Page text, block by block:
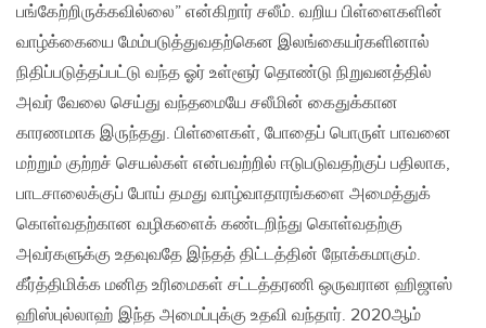
பங்கேற்றிருக்கவில்லை” என்கிறார் சலீம். வறிய பிள்ளைகளின்
வாழ்க்கையை மேம்படுத்துவதற்கென இலங்கையர்களினால்
நிதிப்படுத்தப்பட்டு வந்த ஓர் உள்ளூர் தொண்டு நிறுவனத்தில்
அவர் வேலை செய்து வந்தமையே சலீமின் கைதுக்கான
காரணமாக இருந்தது. பிள்ளைகள், போதைப் பொருள் பாவனை
மற்றும் குற்றச் செயல்கள் என்பவற்றில் ஈடுபடுவதற்குப் பதிலாக,
பாடசாலைக்குப் போய் தமது வாழ்வாதாரங்களை அமைத்துக்
கொள்வதற்கான வழிகளைக் கண்டறிந்து கொள்வதற்கு
அவர்களுக்கு உதவுவதே இந்தத் திட்டத்தின் நோக்கமாகும்.
கீர்த்திமிக்க மனித உரிமைகள் சட்டத்தரணி ஒருவரான ஹிஜாஸ்
ஹிஸ்புல்லாஹ் இந்த அமைப்புக்கு உதவி வந்தார். 2020ஆம்